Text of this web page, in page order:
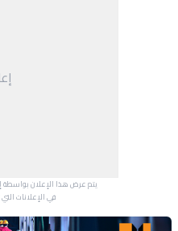
في الإعلانات
Advertisement Section